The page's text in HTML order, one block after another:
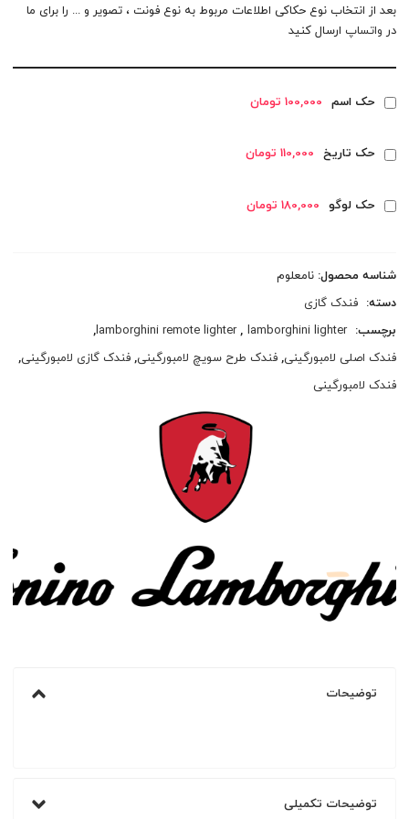
بعد از انتخاب نوع حکاکی اطلاعات مربوط به نوع فونت ، تصویر و ... را برای ما
در واتساپ ارسال کنید
حک اسم 100,000 تومان
حک تاریخ 110,000 تومان
حک لوگو 180,000 تومان
شناسه محصول:نامعلوم
دسته: فندک گازی
برچسب: lamborghini lighter
,
lamborghini remote lighter
,
فندک اصلی لامبورگینی,فندک طرح سویچ لامبورگینی,فندک گازی لامبورگینی,
فندک لامبورگینی
توضیحات
توضیحات تکمیلی